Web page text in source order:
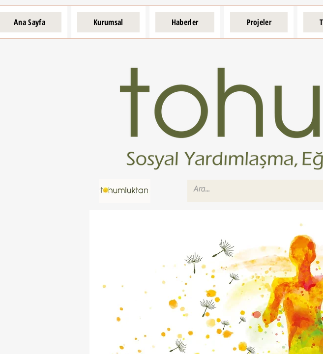
Ana Sayfa Kurumsal Haberler Projeler